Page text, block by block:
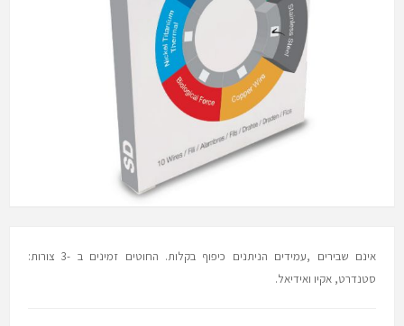
אינם שבירים ,עמידים הניתנים כיפוף בקלות. החוטים זמינים ב -3 צורות:
סטנדרט, אקיו ואידיאל.